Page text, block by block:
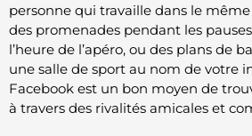
personne qui travaille dans le
des promenades pendant les
l’heure de l’apéro, ou des plans de
une salle de sport au nom de votre
Facebook est un bon moyen de
à travers des rivalités amicales et